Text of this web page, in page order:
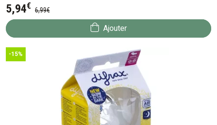
5,94€ 6,99€
Ajouter
-15%